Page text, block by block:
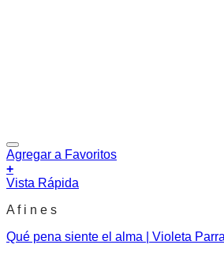
Agregar a Favoritos
+
Vista Rápida
A f i n e s
Qué pena siente el alma | Violeta